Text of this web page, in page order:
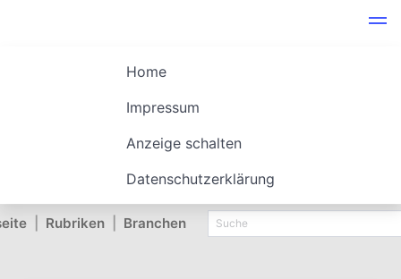
Home
Impressum
Anzeige schalten
Datenschutzerklärung
Rubriken Branchen